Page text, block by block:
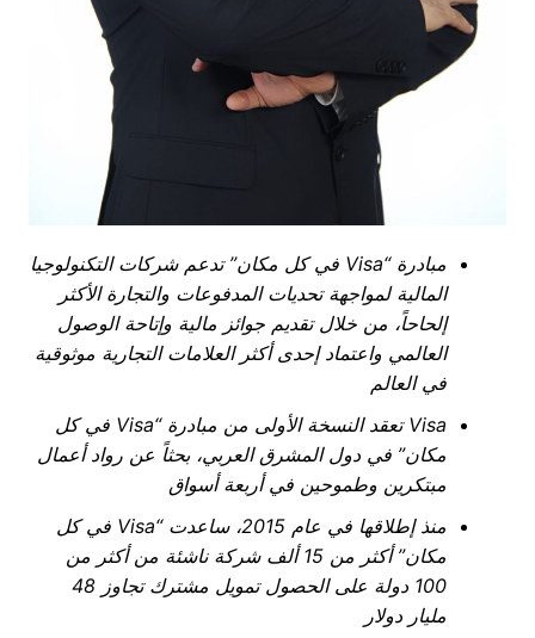
مبادرة “Visa في كل مكان” تدعم شركات التكنولوجيا
المالية لمواجهة تحديات المدفوعات والتجارة الأكثر
إلحاحاً، من خلال تقديم جوائز مالية وإتاحة الوصول
العالمي واعتماد إحدى أكثر العلامات التجارية موثوقية
في العالم
Visa تعقد النسخة الأولى من مبادرة “Visa
في كل
مكان” في دول المشرق العربي، بحثاً عن رواد أعمال
مبتكرين وطموحين في أربعة أسواق
منذ إطلاقها في عام 2015، ساعدت
“
Visa في كل
مكان”
أكثر من 15 ألف شركة ناشئة من أكثر من
100 دولة على الحصول تمويل مشترك تجاوز 48
مليار دولار